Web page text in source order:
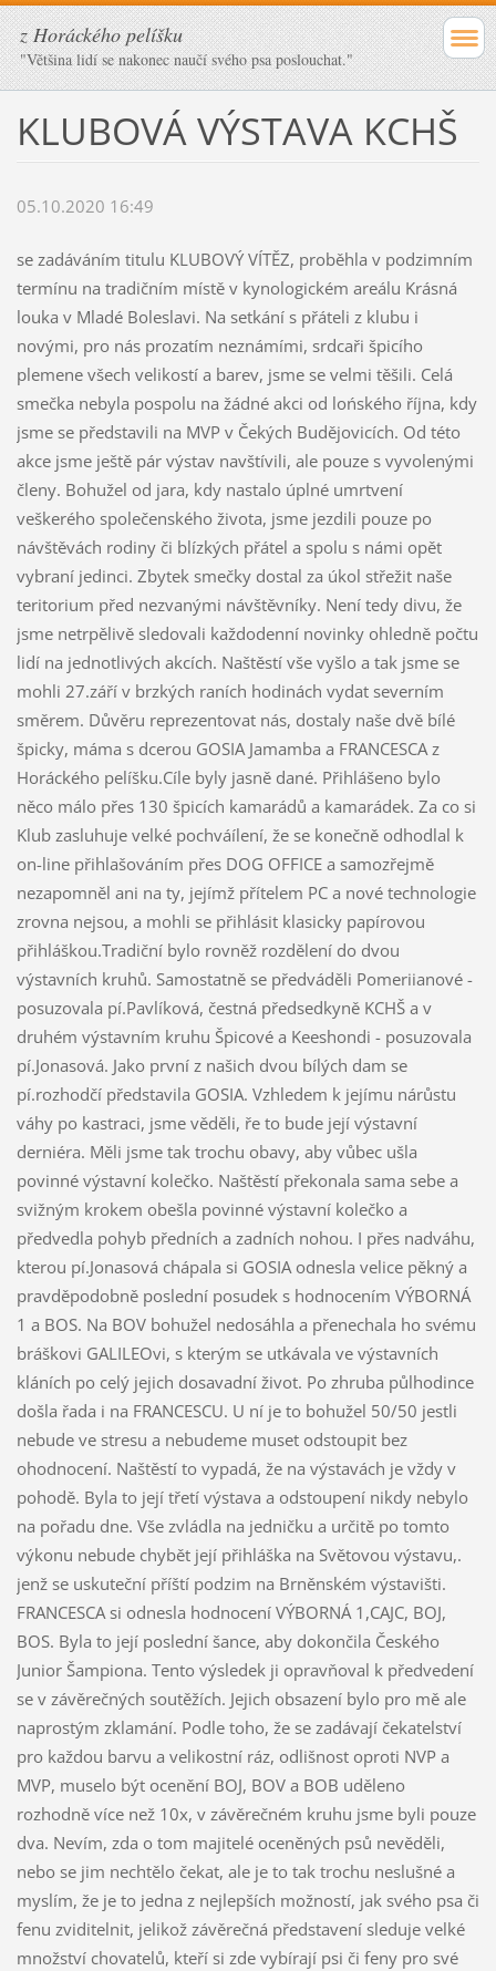
z Horáckého pelíšku
"Většina lidí se nakonec naučí svého psa poslouchat."
KLUBOVÁ VÝSTAVA KCHŠ
05.10.2020 16:49
se zadáváním titulu KLUBOVÝ VÍTĚZ, proběhla v podzimním
termínu na tradičním místě v kynologickém areálu Krásná
louka v Mladé Boleslavi. Na setkání s přáteli z klubu i
novými, pro nás prozatím neznámími, srdcaři špicího
plemene všech velikostí a barev, jsme se velmi těšili. Celá
smečka nebyla pospolu na žádné akci od lońského října, kdy
jsme se představili na MVP v Čekých Budějovicích. Od této
akce jsme ještě pár výstav navštívili, ale pouze s vyvolenými
členy. Bohužel od jara, kdy nastalo úplné umrtvení
veškerého společenského života, jsme jezdili pouze po
návštěvách rodiny či blízkých přátel a spolu s námi opět
vybraní jedinci. Zbytek smečky dostal za úkol střežit naše
teritorium před nezvanými návštěvníky. Není tedy divu, že
jsme netrpělivě sledovali každodenní novinky ohledně počtu
lidí na jednotlivých akcích. Naštěstí vše vyšlo a tak jsme se
mohli 27.září v brzkých raních hodinách vydat severním
směrem. Důvěru reprezentovat nás, dostaly naše dvě bílé
špicky, máma s dcerou GOSIA Jamamba a FRANCESCA z
Horáckého pelíšku.Cíle byly jasně dané. Přihlášeno bylo
něco málo přes 130 špicích kamarádů a kamarádek. Za co si
Klub zasluhuje velké pochváílení, že se konečně odhodlal k
on-line přihlašováním přes DOG OFFICE a samozřejmě
nezapomněl ani na ty, jejímž přítelem PC a nové technologie
zrovna nejsou, a mohli se přihlásit klasicky papírovou
přihláškou.Tradiční bylo rovněž rozdělení do dvou
výstavních kruhů. Samostatně se předváděli Pomeriianové -
posuzovala pí.Pavlíková, čestná předsedkyně KCHŠ a v
druhém výstavním kruhu Špicové a Keeshondi - posuzovala
pí.Jonasová. Jako první z našich dvou bílých dam se
pí.rozhodčí představila GOSIA. Vzhledem k jejímu nárůstu
váhy po kastraci, jsme věděli, ře to bude její výstavní
derniéra. Měli jsme tak trochu obavy, aby vůbec ušla
povinné výstavní kolečko. Naštěstí překonala sama sebe a
svižným krokem obešla povinné výstavní kolečko a
předvedla pohyb předních a zadních nohou. I přes nadváhu,
kterou pí.Jonasová chápala si GOSIA odnesla velice pěkný a
pravděpodobně poslední posudek s hodnocením VÝBORNÁ
1 a BOS. Na BOV bohužel nedosáhla a přenechala ho svému
bráškovi GALILEOvi, s kterým se utkávala ve výstavních
kláních po celý jejich dosavadní život. Po zhruba půlhodince
došla řada i na FRANCESCU. U ní je to bohužel 50/50 jestli
nebude ve stresu a nebudeme muset odstoupit bez
ohodnocení. Naštěstí to vypadá, že na výstavách je vždy v
pohodě. Byla to její třetí výstava a odstoupení nikdy nebylo
na pořadu dne. Vše zvládla na jedničku a určitě po tomto
výkonu nebude chybět její přihláška na Světovou výstavu,.
jenž se uskuteční příští podzim na Brněnském výstavišti.
FRANCESCA si odnesla hodnocení VÝBORNÁ 1,CAJC, BOJ,
BOS. Byla to její poslední šance, aby dokončila Českého
Junior Šampiona. Tento výsledek ji opravňoval k předvedení
se v závěrečných soutěžích. Jejich obsazení bylo pro mě ale
naprostým zklamání. Podle toho, že se zadávají čekatelství
pro každou barvu a velikostní ráz, odlišnost oproti NVP a
MVP, muselo být ocenění BOJ, BOV a BOB uděleno
rozhodně více než 10x, v závěrečném kruhu jsme byli pouze
dva. Nevím, zda o tom majitelé oceněných psů nevěděli,
nebo se jim nechtělo čekat, ale je to tak trochu neslušné a
myslím, že je to jedna z nejlepších možností, jak svého psa či
fenu zviditelnit, jelikož závěrečná představení sleduje velké
množství chovatelů, kteří si zde vybírají psi či feny pro své